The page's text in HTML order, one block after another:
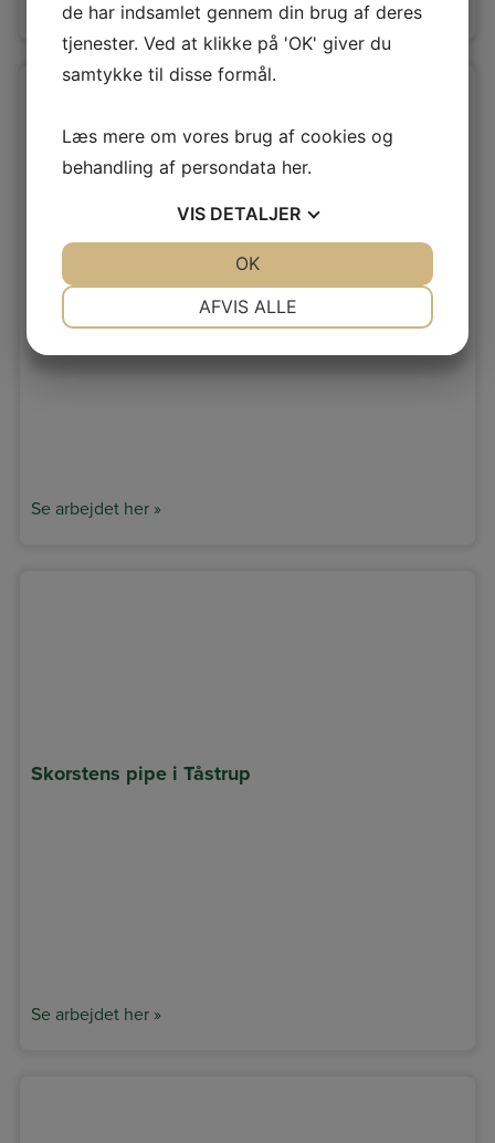
Twins Velux Vinduer i Solrød
Se arbejdet her »
Skorstens pipe i Tåstrup
Se arbejdet her »
de har indsamlet gennem din brug af deres
tjenester. Ved at klikke på 'OK' giver du
samtykke til disse formål.
Læs mere om vores brug af cookies og
behandling af persondata her.
VIS DETALJER
AFVIS ALLE
OK